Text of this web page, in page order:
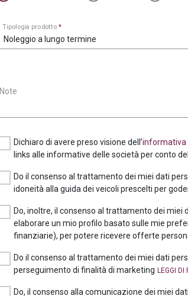
Tipologia prodotto*
Noleggio a lungo termine
Note
Dichiaro di avere preso visione dell’informativa
links alle informative delle società per conto
Do il consenso al trattamento dei miei dati
idoneità alla guida dei veicoli prescelti per
Do, inoltre, il consenso al trattamento dei miei
elaborare un mio profilo basato sulle mie
finanziarie), per potere ricevere offerte
Do il consenso al trattamento dei miei dati
perseguimento di finalità di marketing
Do, il consenso alla comunicazione dei miei